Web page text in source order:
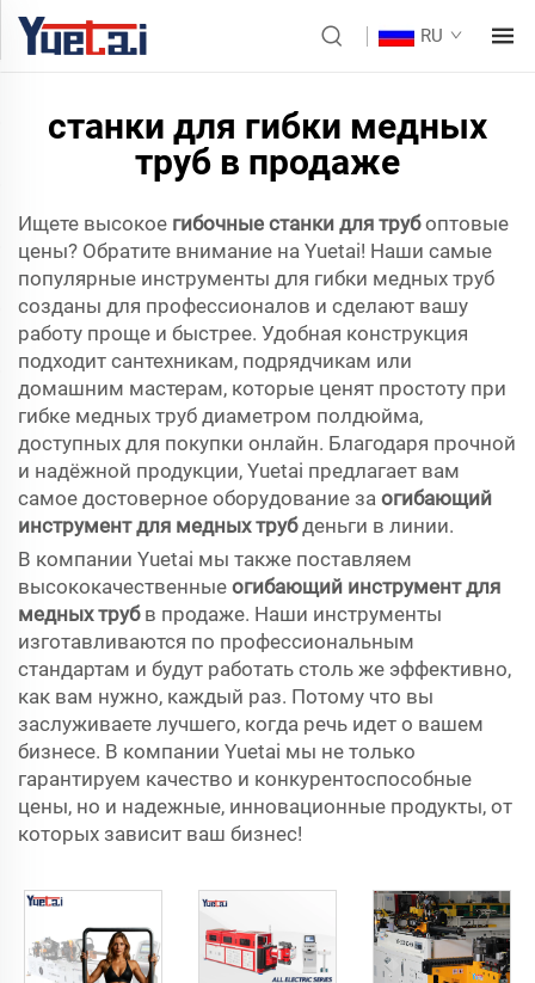
RU
станки для гибки медных
труб в продаже
Ищете высокое гибочные станки для трубоптовые
цены? Обратите внимание на Yuetai! Наши самые
популярные инструменты для гибки медных труб
созданы для профессионалов и сделают вашу
работу проще и быстрее. Удобная конструкция
подходит сантехникам, подрядчикам или
домашним мастерам, которые ценят простоту при
гибке медных труб диаметром полдюйма,
доступных для покупки онлайн. Благодаря прочной
и надёжной продукции, Yuetai предлагает вам
самое достоверное оборудование за огибающий
инструмент для медных трубденьги в линии.
В компании Yuetai мы также поставляем
высококачественные огибающий инструмент для
медных труб в продаже. Наши инструменты
изготавливаются по профессиональным
стандартам и будут работать столь же эффективно,
как вам нужно, каждый раз. Потому что вы
заслуживаете лучшего, когда речь идет о вашем
бизнесе. В компании Yuetai мы не только
гарантируем качество и конкурентоспособные
цены, но и надежные, инновационные продукты, от
которых зависит ваш бизнес!